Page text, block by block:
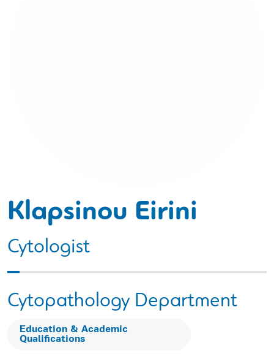
Klapsinou Eirini
Cytologist
Cytopathology Department
Education & Academic
Qualifications